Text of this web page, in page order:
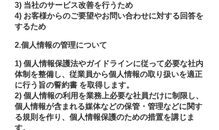
3) 当社のサービス改善を行うため
4) お客様からのご要望やお問い合わせに対する回答を
するため
2.個人情報の管理について
1) 個人情報保護法やガイドラインに従って必要な社内
体制を整備し、従業員から個人情報の取り扱いを適正
に行う旨の誓約書 を取得します。
2) 個人情報の利用を業務上必要な社員だけに制限し、
個人情報が含まれる媒体などの保管・管理などに関す
る規則を作り、個人情報保護のための措置を講じま
す。